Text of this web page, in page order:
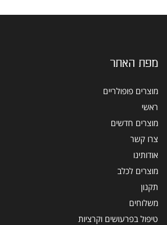
מפת האתר
מוצרים פופולריים
ראשי
מוצרים חדשים
צרו קשר
אודותינו
מוצרים לכלב
תקנון
משלוחים
טיפול בפרעושים וקרציות